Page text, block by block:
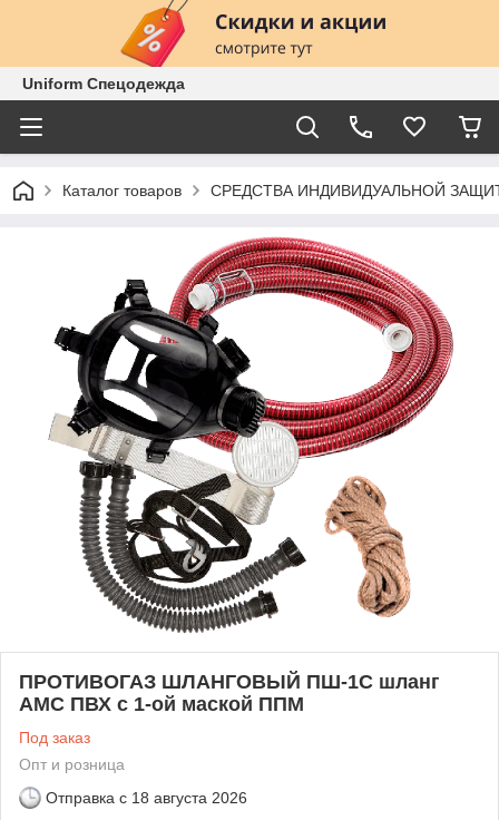
Uniform Спецодежда
Каталог товаров СРЕДСТВА ИНДИВИДУАЛЬНОЙ
ПРОТИВОГАЗ ШЛАНГОВЫЙ ПШ-1С шланг
АМС ПВХ с 1-ой маской ППМ
Под заказ
Опт и розница
Отправка с 18 августа 2026